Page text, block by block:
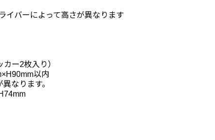
バーによって高さが異なります
ー2枚入り）
以内
なります。